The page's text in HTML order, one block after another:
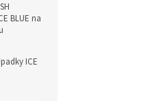
BLUE na
ICE